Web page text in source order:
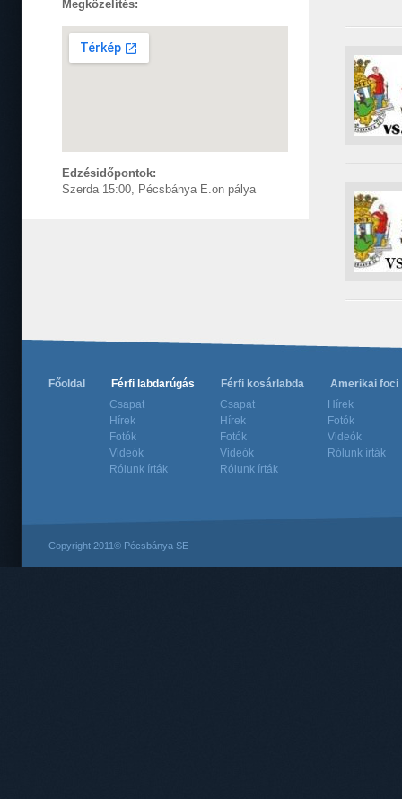
Megközelítés:
Edzésidőpontok:
Szerda 15:00, Pécsbánya E.on pálya
Főoldal Férfi labdarúgás Férfi kosárlabda
Amerikai foci
Csapat
Hírek
Fotók
Videók
Rólunk írták
Csapat
Hírek
Fotók
Videók
Rólunk írták
Hírek
Fotók
Videók
Rólunk írták
Copyright 2011© Pécsbánya SE